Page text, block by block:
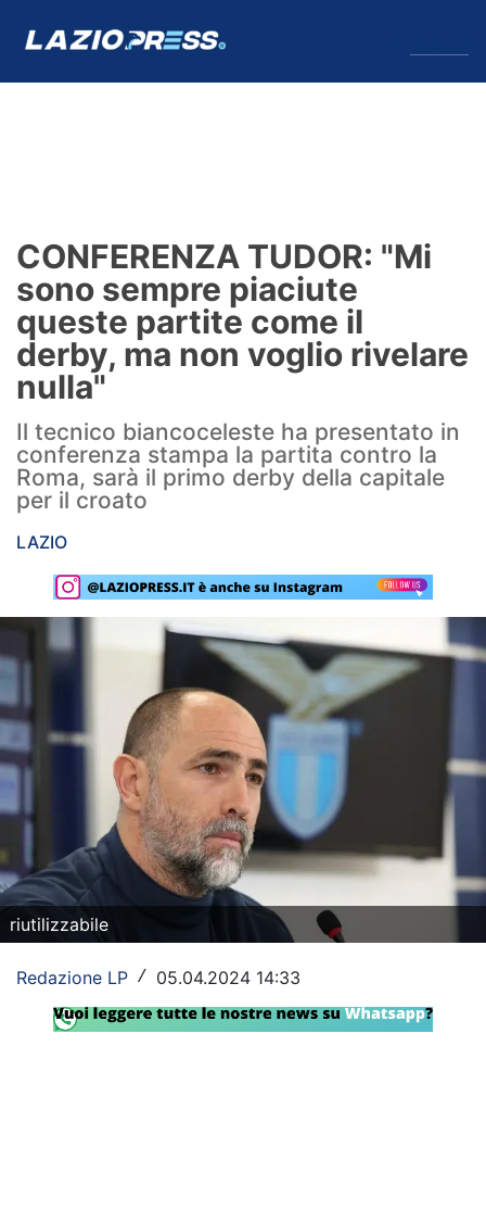
Formello
Infortuni
Primavera
Calciomercato
Lazio Women
Rassegna Lazio
Calcio
Serie A
Champions League
Europa League
Altri Sport
Formula 1
Tennis
Vela
CONFERENZA TUDOR: "Mi
sono sempre piaciute
queste partite come il
derby, ma non voglio rivelare
nulla"
Il tecnico biancoceleste ha presentato in
conferenza stampa la partita contro la
Roma, sarà il primo derby della capitale
per il croato
LAZIO
riutilizzabile
Redazione LP / 05.04.2024 14:33